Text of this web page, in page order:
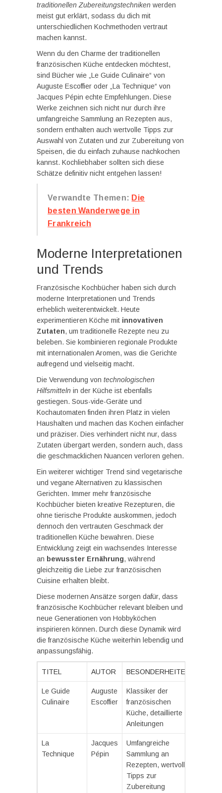
traditionellen Zubereitungstechniken werden
meist gut erklärt, sodass du dich mit
unterschiedlichen Kochmethoden vertraut
machen kannst.
Wenn du den Charme der traditionellen
französischen Küche entdecken möchtest,
sind Bücher wie „Le Guide Culinaire“ von
Auguste Escoffier oder „La Technique“ von
Jacques Pépin echte Empfehlungen. Diese
Werke zeichnen sich nicht nur durch ihre
umfangreiche Sammlung an Rezepten aus,
sondern enthalten auch wertvolle Tipps zur
Auswahl von Zutaten und zur Zubereitung von
Speisen, die du einfach zuhause nachkochen
kannst. Kochliebhaber sollten sich diese
Schätze definitiv nicht entgehen lassen!
Verwandte Themen: Die
besten Wanderwege in
Frankreich
Moderne Interpretationen
und Trends
Französische Kochbücher haben sich durch
moderne Interpretationen und Trends
erheblich weiterentwickelt. Heute
experimentieren Köche mit innovativen
Zutaten, um traditionelle Rezepte neu zu
beleben. Sie kombinieren regionale Produkte
mit internationalen Aromen, was die Gerichte
aufregend und vielseitig macht.
Die Verwendung von technologischen
Hilfsmitteln in der Küche ist ebenfalls
gestiegen. Sous-vide-Geräte und
Kochautomaten finden ihren Platz in vielen
Haushalten und machen das Kochen einfacher
und präziser. Dies verhindert nicht nur, dass
Zutaten übergart werden, sondern auch, dass
die geschmacklichen Nuancen verloren gehen.
Ein weiterer wichtiger Trend sind vegetarische
und vegane Alternativen zu klassischen
Gerichten. Immer mehr französische
Kochbücher bieten kreative Rezepturen, die
ohne tierische Produkte auskommen, jedoch
dennoch den vertrauten Geschmack der
traditionellen Küche bewahren. Diese
Entwicklung zeigt ein wachsendes Interesse
an bewusster Ernährung, während
gleichzeitig die Liebe zur französischen
Cuisine erhalten bleibt.
Diese modernen Ansätze sorgen dafür, dass
französische Kochbücher relevant bleiben und
neue Generationen von Hobbyköchen
inspirieren können. Durch diese Dynamik wird
die französische Küche weiterhin lebendig und
anpassungsfähig.
TITEL AUTOR BESONDERHEITEN
Le Guide
Culinaire
Auguste
Escoffier
Klassiker der
französischen
Küche, detaillierte
Anleitungen
La
Technique
Jacques
Pépin
Umfangreiche
Sammlung an
Rezepten, wertvolle
Tipps zur
Zubereitung